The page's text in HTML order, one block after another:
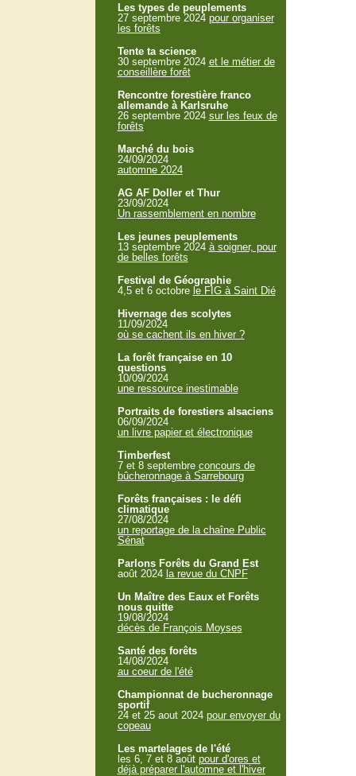
Les types de peuplements
27 septembre 2024 pour organiser
les forêts
Tente ta science
30 septembre 2024 et le métier de
conseillère forêt
Rencontre forestière franco
allemande à Karlsruhe
26 septembre 2024 sur les feux de
forêts
Marché du bois
24/09/2024
automne 2024
AG AF Doller et Thur
23/09/2024
Un rassemblement en nombre
Les jeunes peuplements
13 septembre 2024 à soigner, pour
de belles forêts
Festival de Géographie
4,5 et 6 octobre le FIG à Saint Dié
Hivernage des scolytes
11/09/2024
où se cachent ils en hiver ?
La forêt française en 10
questions
10/09/2024
une ressource inestimable
Portraits de forestiers alsaciens
06/09/2024
un livre papier et électronique
Timberfest
7 et 8 septembre concours de
bûcheronnage à Sarrebourg
Forêts françaises : le défi
climatique
27/08/2024
un reportage de la chaîne Public
Sénat
Parlons Forêts du Grand Est
août 2024 la revue du CNPF
Un Maître des Eaux et Forêts
nous quitte
19/08/2024
décès de François Moyses
Santé des forêts
14/08/2024
au coeur de l'été
Championnat de bucheronnage
sportif
24 et 25 aout 2024 pour envoyer du
copeau
Les martelages de l'été
les 6, 7 et 8 août pour d'ores et
déjà préparer l'automne et l'hiver